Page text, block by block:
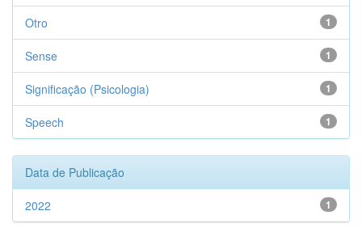
1
Otro
1
Sense
1
Significação (Psicologia)
1
Speech
Data de Publicação
1
2022